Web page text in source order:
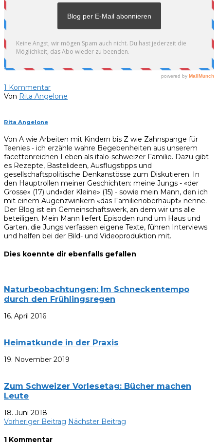
1 Kommentar
Von Rita Angelone
Rita Angelone
Von A wie Arbeiten mit Kindern bis Z wie Zahnspange für
Teenies - ich erzähle wahre Begebenheiten aus unserem
facettenreichen Leben als italo-schweizer Familie. Dazu gibt
es Rezepte, Bastelideen, Ausflugstipps und
gesellschaftspolitische Denkanstösse zum Diskutieren. In
den Hauptrollen meiner Geschichten: meine Jungs - «der
Grosse» (17) und«der Kleine» (15) - sowie mein Mann, den ich
mit einem Augenzwinkern «das Familienoberhaupt» nenne.
Der Blog ist ein Gemeinschaftswerk, an dem wir uns alle
beteiligen. Mein Mann liefert Episoden rund um Haus und
Garten, die Jungs verfassen eigene Texte, führen Interviews
und helfen bei der Bild- und Videoproduktion mit.
Dies koennte dir ebenfalls gefallen
Naturbeobachtungen: Im Schneckentempo
durch den Frühlingsregen
16. April 2016
Heimatkunde in der Praxis
19. November 2019
Zum Schweizer Vorlesetag: Bücher machen
Leute
18. Juni 2018
Vorheriger Beitrag Nächster Beitrag
1 Kommentar